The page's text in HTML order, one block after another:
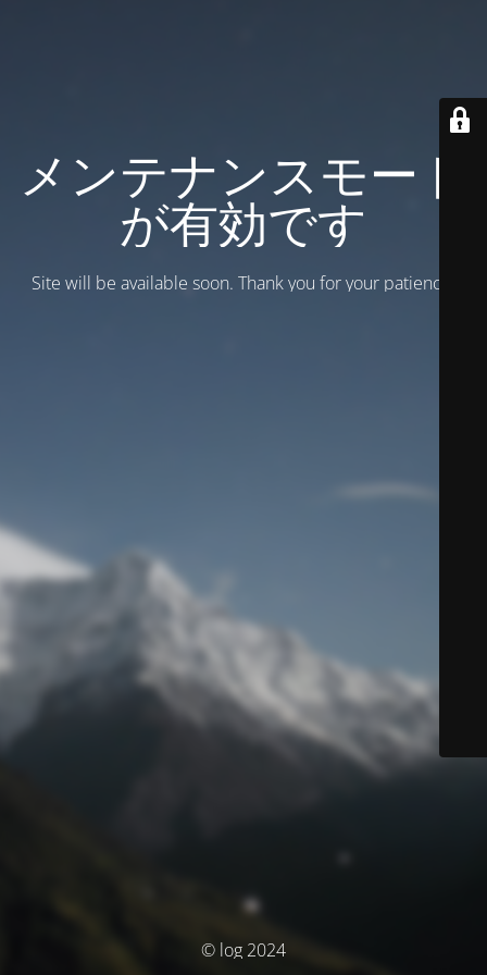
メンテナンスモード
が有効です
Site will be available soon. Thank you for your patience!
© log 2024